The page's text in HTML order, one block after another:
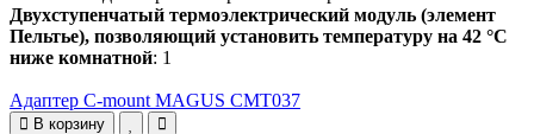
Двухступенчатый термоэлектрический модуль (элемент
Пельтье), позволяющий установить температуру на 42 °C
ниже комнатной: 1
Адаптер C-mount MAGUS CMT037
В корзину